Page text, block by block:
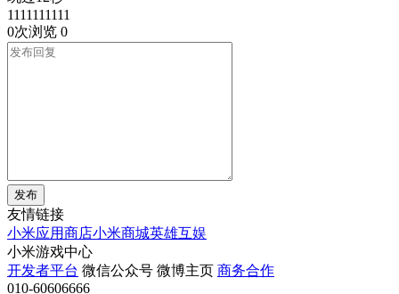
1111111111
0次浏览 0
发布
友情链接
小米应用商店小米商城英雄互娱
小米游戏中心
开发者平台 微信公众号 微博主页 商务合作
010-60606666